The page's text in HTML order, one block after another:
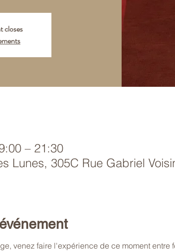
closes
– 21:30
Lunes, 305C Rue Gabriel
venez faire l'expérience de ce moment